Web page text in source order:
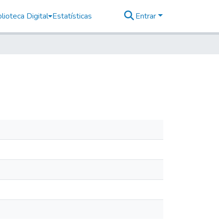
Digital Estatísticas Entrar